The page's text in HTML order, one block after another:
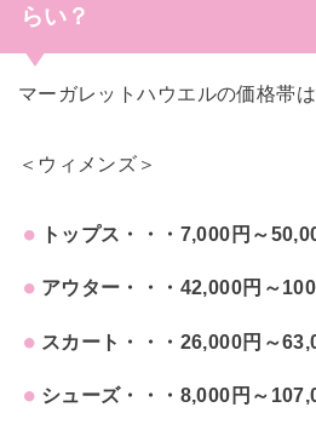
らい？
マーガレットハウエルの価格帯は
＜ウィメンズ＞
トップス・・・7,000円～
アウター・・・42,000円～
スカート・・・26,000円～
シューズ・・・8,000円～